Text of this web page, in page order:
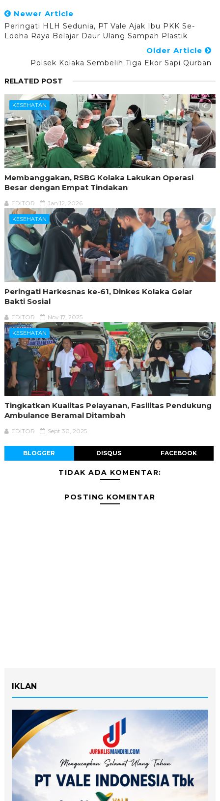
Newer Article
Peringati HLH Sedunia, PT Vale Ajak Ibu PKK Se-
Loeha Raya Belajar Daur Ulang Sampah Plastik
Older Article
Polsek Kolaka Sembelih Tiga Ekor Sapi Qurban
RELATED POST
KESEHATAN
Membanggakan, RSBG Kolaka Lakukan Operasi
Besar dengan Empat Tindakan
EDITOR Jan 12, 2026
KESEHATAN
Peringati Harkesnas ke-61, Dinkes Kolaka Gelar
Bakti Sosial
EDITOR Nov 17, 2025
KESEHATAN
Tingkatkan Kualitas Pelayanan, Fasilitas Pendukung
Ambulance Beramal Ditambah
EDITOR Sept 30, 2025
BLOGGER DISQUS FACEBOOK
TIDAK ADA KOMENTAR:
POSTING KOMENTAR
IKLAN